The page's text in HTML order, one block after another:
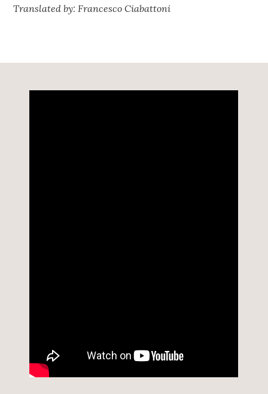
Translated by: Francesco Ciabattoni